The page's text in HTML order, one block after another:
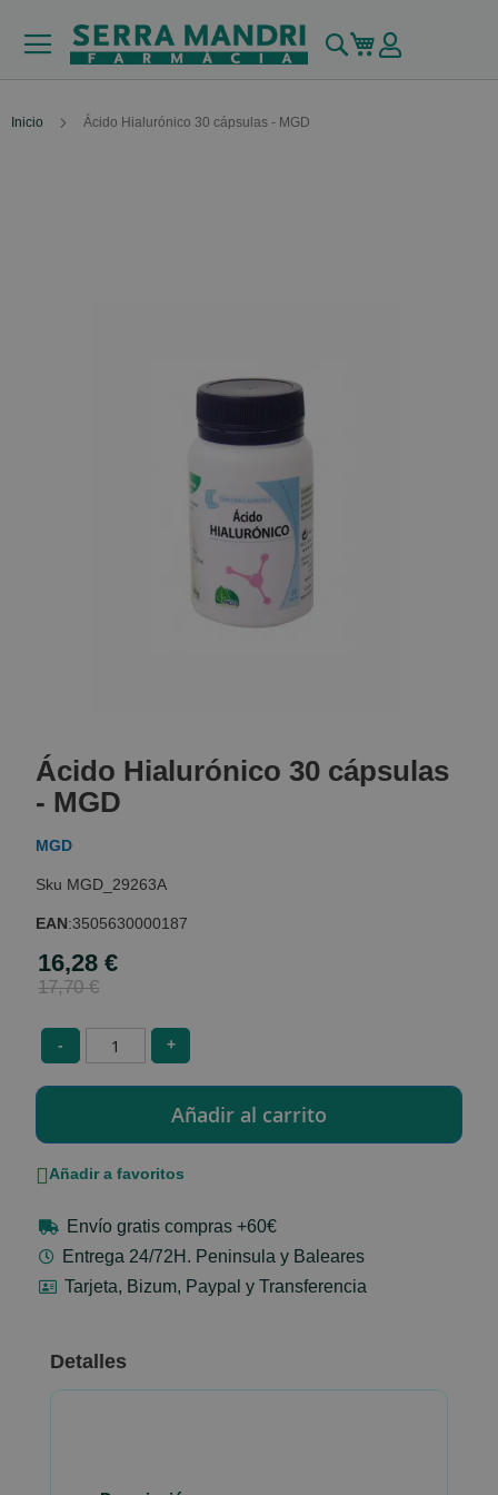
Buscar
Mi carrito
Inicio Ácido Hialurónico 30 cápsulas - MGD
the
beginning
the
gallery
Ácido Hialurónico 30 cápsulas
- MGD
MGD
MGD_29263A
EAN:3505630000187
Special
Price
16,28 €
17,70 €
- +
Añadir a favoritos
Envío gratis compras +60€
Entrega 24/72H. Peninsula y Baleares
Tarjeta, Bizum, Paypal y Transferencia
Detalles